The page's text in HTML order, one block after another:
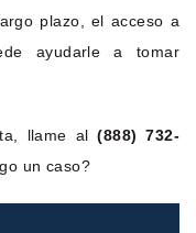
plazo, el acceso a
ayudarle a tomar
llame al(888) 732-
un caso?